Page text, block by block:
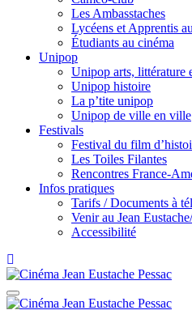
Les Ambasstaches
Lycéens et Apprentis
Étudiants au cinéma
Unipop
Unipop arts, littérature
Unipop histoire
La p’tite unipop
Unipop de ville en ville
Festivals
Festival du film
Les Toiles Filantes
Rencontres France-
Infos pratiques
Tarifs / Documents à
Venir au Jean
Accessibilité